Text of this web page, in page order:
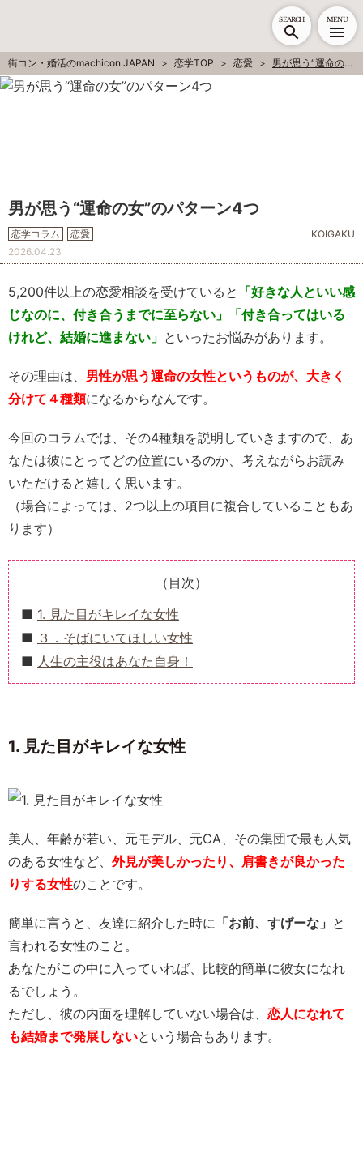
SEARCH MENU
街コン・婚活のmachicon JAPAN 恋学TOP 恋愛 男が思う“運命の女”のパターン4つ
男が思う“運命の女”のパターン4つ
恋学コラム 恋愛
KOIGAKU
2026.04.23
5,200件以上の恋愛相談を受けていると 「好きな人といい感
じなのに、付き合うまでに至らない」「付き合ってはいる
けれど、結婚に進まない」 といったお悩みがあります。
その理由は、 男性が思う運命の女性というものが、大きく
分けて４種類になるからなんです。
今回のコラムでは、その4種類を説明していきますので、あ
なたは彼にとってどの位置にいるのか、考えながらお読み
いただけると嬉しく思います。
（場合によっては、2つ以上の項目に複合していることもあ
ります）
（目次）
1. 見た目がキレイな女性
３．そばにいてほしい女性
人生の主役はあなた自身！
1. 見た目がキレイな女性
美人、年齢が若い、元モデル、元CA、その集団で最も人気
のある女性など、 外見が美しかったり、肩書きが良かった
りする女性のことです。
簡単に言うと、友達に紹介した時に 「お前、すげーな」 と
言われる女性のこと。
あなたがこの中に入っていれば、比較的簡単に彼女になれ
るでしょう。
ただし、彼の内面を理解していない場合は、 恋人になれて
も結婚まで発展しないという場合もあります。